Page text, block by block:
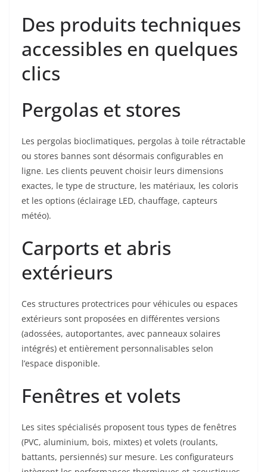
Des produits techniques
accessibles en quelques
clics
Pergolas et stores
Les pergolas bioclimatiques, pergolas à toile rétractable
ou stores bannes sont désormais configurables en
ligne. Les clients peuvent choisir leurs dimensions
exactes, le type de structure, les matériaux, les coloris
et les options (éclairage LED, chauffage, capteurs
météo).
Carports et abris
extérieurs
Ces structures protectrices pour véhicules ou espaces
extérieurs sont proposées en différentes versions
(adossées, autoportantes, avec panneaux solaires
intégrés) et entièrement personnalisables selon
l’espace disponible.
Fenêtres et volets
Les sites spécialisés proposent tous types de fenêtres
(PVC, aluminium, bois, mixtes) et volets (roulants,
battants, persiennés) sur mesure. Les configurateurs